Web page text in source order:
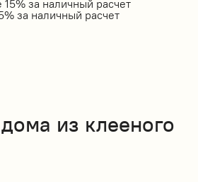
за наличный расчет
из клееного